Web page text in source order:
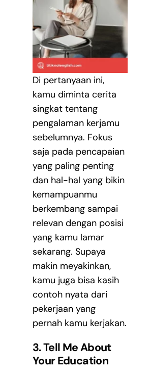
Di pertanyaan ini,
kamu diminta cerita
singkat tentang
pengalaman kerjamu
sebelumnya. Fokus
saja pada pencapaian
yang paling penting
dan hal-hal yang bikin
kemampuanmu
berkembang sampai
relevan dengan posisi
yang kamu lamar
sekarang. Supaya
makin meyakinkan,
kamu juga bisa kasih
contoh nyata dari
pekerjaan yang
pernah kamu kerjakan.
3. Tell Me About
Your Education